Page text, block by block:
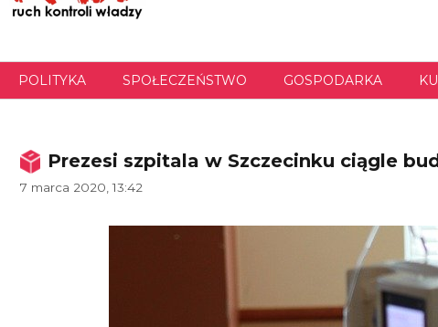
POLITYKA SPOŁECZEŃSTWO GOSPODARKA
Prezesi szpitala w Szczecinku ciągle
7 marca 2020, 13:42